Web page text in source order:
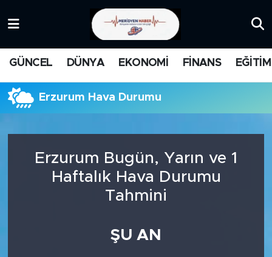
GÜNCEL DÜNYA EKONOMİ FİNANS EĞİTİM
Erzurum Hava Durumu
Erzurum Bugün, Yarın ve 1
Haftalık Hava Durumu
Tahmini
ŞU AN
FİNANS
Süper Lig Puan Durumu ve Fikstür
Tüm Manşetler
Son Dakika Haberleri